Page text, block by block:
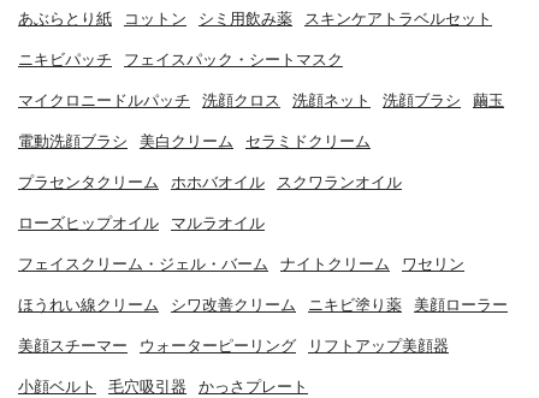
あぶらとり紙 コットン シミ用飲み薬 スキンケアトラベルセット
ニキビパッチ フェイスパック・シートマスク
マイクロニードルパッチ 洗顔クロス 洗顔ネット 洗顔ブラシ 繭玉
電動洗顔ブラシ 美白クリーム セラミドクリーム
プラセンタクリーム ホホバオイル スクワランオイル
ローズヒップオイル マルラオイル
フェイスクリーム・ジェル・バーム ナイトクリーム ワセリン
ほうれい線クリーム シワ改善クリーム ニキビ塗り薬 美顔ローラー
美顔スチーマー ウォーターピーリング リフトアップ美顔器
小顔ベルト 毛穴吸引器 かっさプレート